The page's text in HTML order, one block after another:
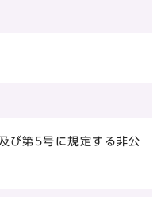
び第5号に規定する非公